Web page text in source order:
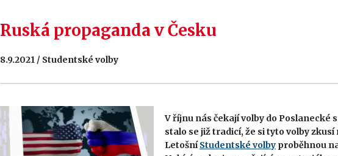
Ruská propaganda v Česku
8.9.2021 / Studentské volby
V říjnu nás čekají volby do
stalo se již tradicí, že si tyto volby
LetošníStudentské volby proběhnou